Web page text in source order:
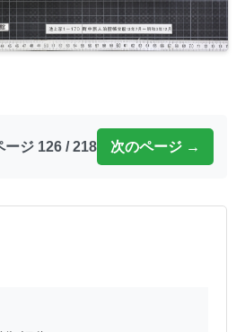
ージ 126 / 218 次のページ →